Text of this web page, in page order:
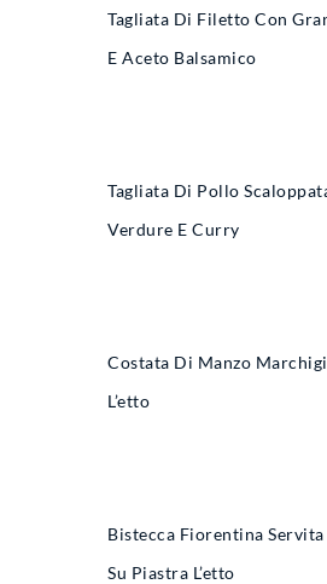
Tagliata Di Filetto Con
E Aceto Balsamico
Tagliata Di Pollo Scaloppata
Verdure E Curry
Costata Di Manzo
L’etto
Bistecca Fiorentina Servita
Su Piastra L’etto